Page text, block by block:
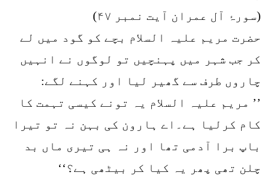
(سورۂ آل عمران آیت نمبر ۴۷)
حضرت مریم علیہ السلام بچے کو گود میں لے
کر جب شہر میں پہنچیں تو لوگوں نے انہیں
چاروں طرف سے گھیر لیا اور کہنے لگے:
’’ مریم علیہ السلام یہ تونے کیسی تہمت کا
کام کرلیا ہے۔اے ہارون کی بہن نہ تو تیرا
باپ برا آدمی تھا اور نہ ہی تیری ماں بد
چلن تھی پھر یہ کیا کر بیٹھی ہے؟‘‘